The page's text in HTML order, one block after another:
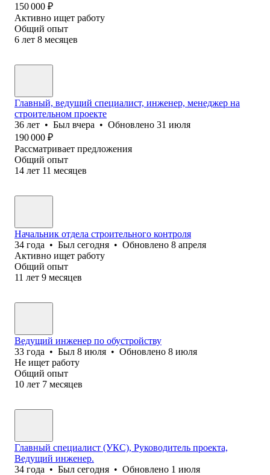
150 000 ₽
Активно ищет работу
Общий опыт
6 лет 8 месяцев
Главный, ведущий специалист, инженер, менеджер на
строительном проекте
36 лет • Был вчера • Обновлено 31 июля
190 000 ₽
Рассматривает предложения
Общий опыт
14 лет 11 месяцев
Начальник отдела строительного контроля
34 года • Был сегодня • Обновлено 8 апреля
Активно ищет работу
Общий опыт
11 лет 9 месяцев
Ведущий инженер по обустройству
33 года • Был 8 июля • Обновлено 8 июля
Не ищет работу
Общий опыт
10 лет 7 месяцев
Главный специалист (УКС), Руководитель проекта,
Ведущий инженер.
34 года • Был сегодня • Обновлено 1 июля